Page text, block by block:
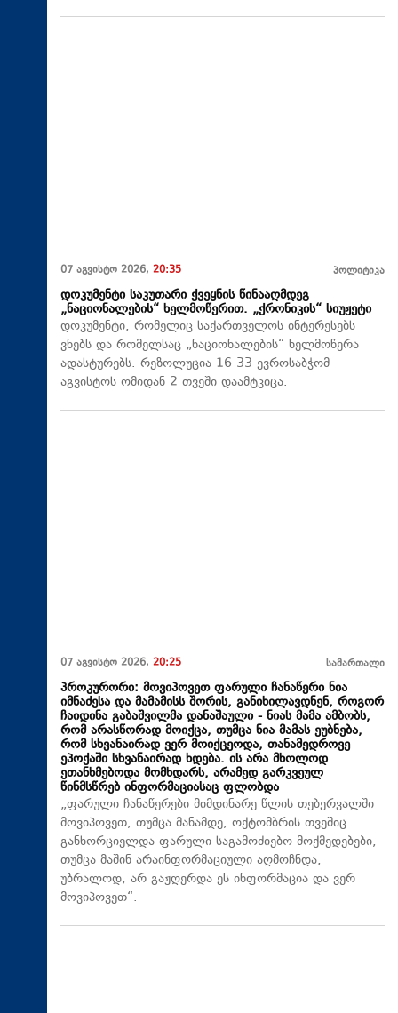
07 აგვისტო 2026, 20:35 პოლიტიკა
დოკუმენტი საკუთარი ქვეყნის წინააღმდეგ
„ნაციონალების“ ხელმოწერით. „ქრონიკის“ სიუჟეტი
დოკუმენტი, რომელიც საქართველოს ინტერესებს
ვნებს და რომელსაც „ნაციონალების“ ხელმოწერა
ადასტურებს. რეზოლუცია 16 33 ევროსაბჭომ
აგვისტოს ომიდან 2 თვეში დაამტკიცა.
07 აგვისტო 2026, 20:25 სამართალი
პროკურორი: მოვიპოვეთ ფარული ჩანაწერი ნია
იმნაძესა და მამამისს შორის, განიხილავდნენ, როგორ
ჩაიდინა გაბაშვილმა დანაშაული - ნიას მამა ამბობს,
რომ არასწორად მოიქცა, თუმცა ნია მამას ეუბნება,
რომ სხვანაირად ვერ მოიქცეოდა, თანამედროვე
ეპოქაში სხვანაირად ხდება. ის არა მხოლოდ
ეთანხმებოდა მომხდარს, არამედ გარკვეულ
წინმსწრებ ინფორმაციასაც ფლობდა
„ფარული ჩანაწერები მიმდინარე წლის თებერვალში
მოვიპოვეთ, თუმცა მანამდე, ოქტომბრის თვეშიც
განხორციელდა ფარული საგამოძიებო მოქმედებები,
თუმცა მაშინ არაინფორმაციული აღმოჩნდა,
უბრალოდ, არ გაჟღერდა ეს ინფორმაცია და ვერ
მოვიპოვეთ“.